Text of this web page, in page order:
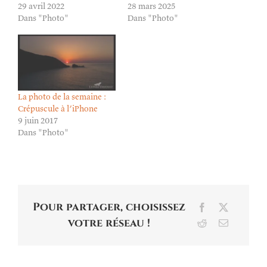
29 avril 2022
Dans "Photo"
28 mars 2025
Dans "Photo"
La photo de la semaine :
Crépuscule à l’iPhone
9 juin 2017
Dans "Photo"
Pour partager, choisissez
votre réseau !
Facebook
RedditEmail